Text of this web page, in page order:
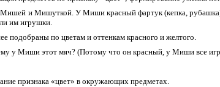
Мишей и Мишуткой. У Миши красный фартук (кепка,
им игрушки.
подобраны по цветам и оттенкам красного и желтого.
у Миши этот мяч? (Потому что он красный, у Миши все
признака «цвет» в окружающих предметах.